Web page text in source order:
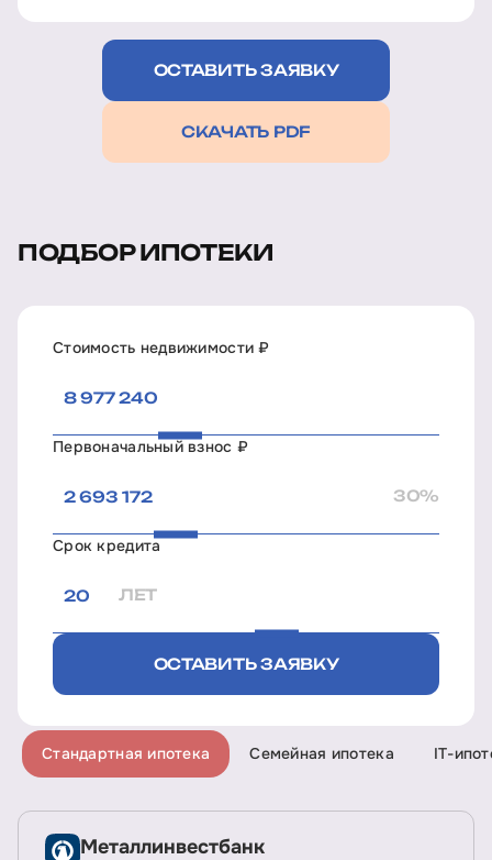
ОСТАВИТЬ ЗАЯВКУ
СКАЧАТЬ PDF
ПОДБОР ИПОТЕКИ
Стоимость недвижимости ₽
Первоначальный взнос ₽
30%
Срок кредита
ЛЕТ
ОСТАВИТЬ ЗАЯВКУ
Стандартная ипотека Семейная ипотека IT-
Металлинвестбанк